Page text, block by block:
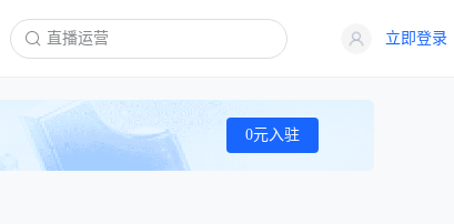
立即登录
0元入驻